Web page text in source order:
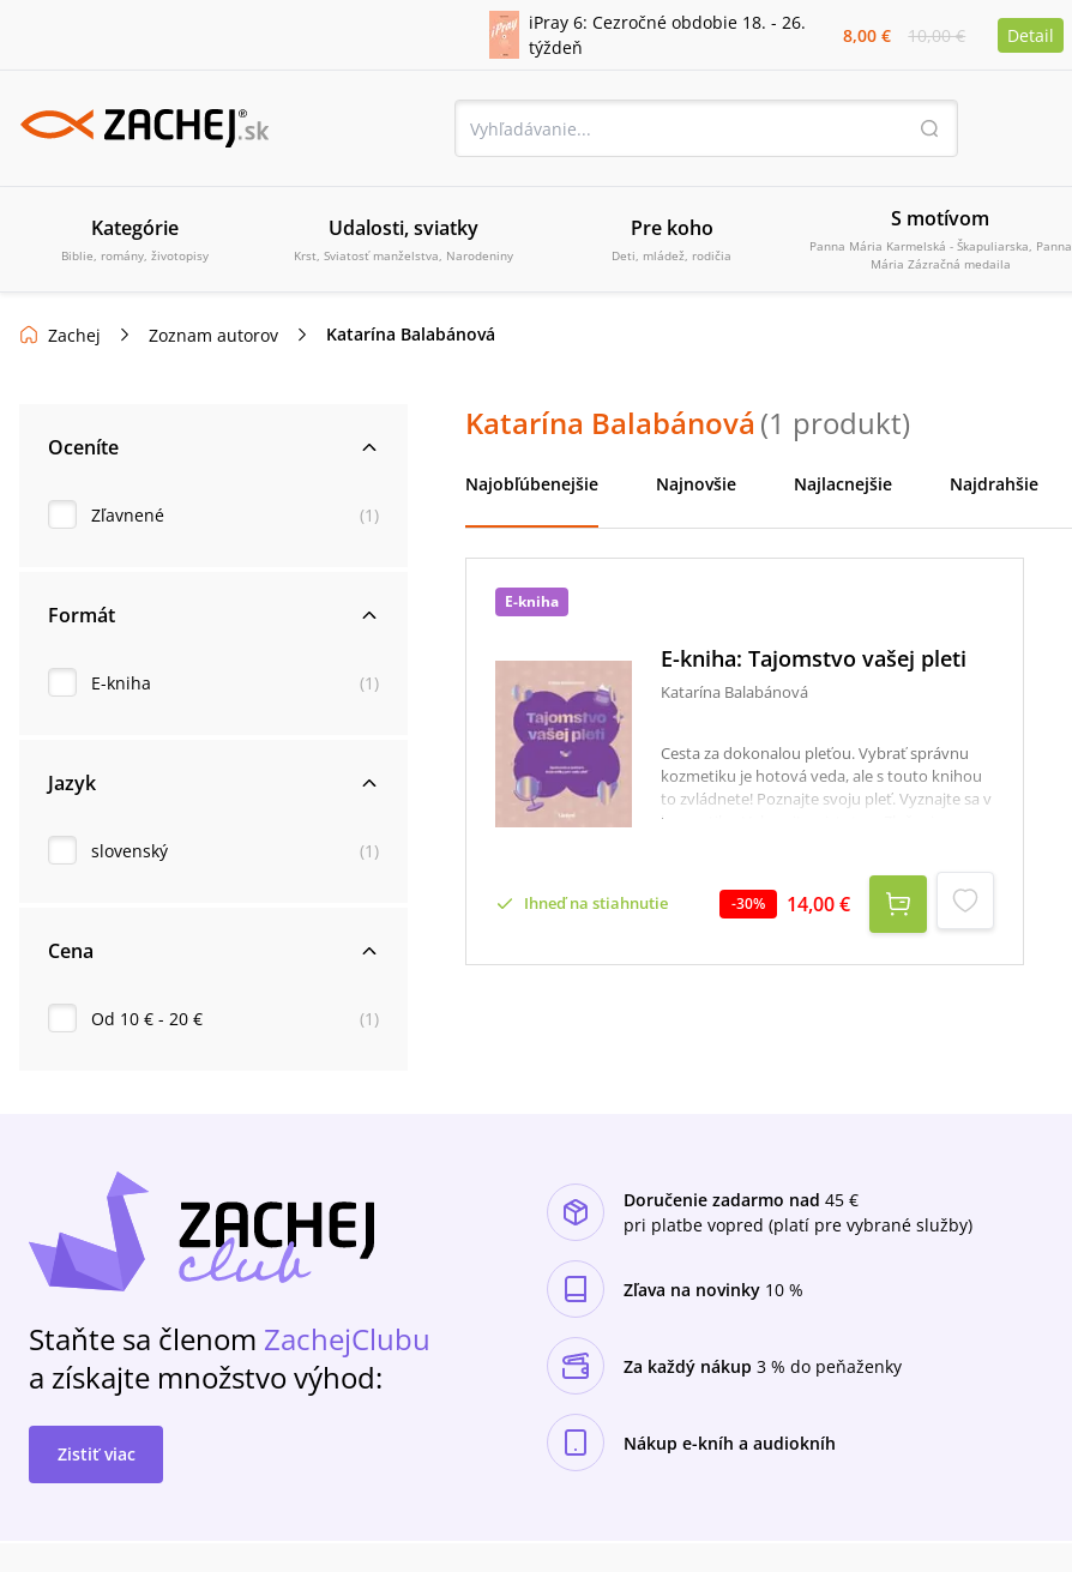
iPray 6: Cezročné obdobie 18. - 26.
týždeň
8,00 € 10,00 € Detail
Kategórie
Biblie, romány, životopisy
Udalosti, sviatky
Krst, Sviatosť manželstva, Narodeniny
Pre koho
Deti, mládež, rodičia
S motívom
Panna Mária Karmelská - Škapuliarska, Panna
Mária Zázračná medaila
Zachej Zoznam autorov Katarína Balabánová
Oceníte
Zľavnené (1 )
Formát
E-kniha (1 )
Jazyk
slovenský (1 )
Cena
Od 10 € - 20 € (1 )
Katarína Balabánová (1 produkt)
Najobľúbenejšie Najnovšie Najlacnejšie Najdrahšie
E-kniha
E-kniha: Tajomstvo vašej pleti
Katarína Balabánová
Cesta za dokonalou pleťou. Vybrať správnu
kozmetiku je hotová veda, ale s touto knihou
to zvládnete! Poznajte svoju pleť. Vyznajte sa v
kozmetike. Vyberajte s istotou. Zloženie
sľuboch. Je to veda, ktorá ovplyvňuje zdravie
vašej pokožky. Táto kniha od kozmetickej
chemičky Katky Balabánovej vás prevedie
svetom starostlivosti o pleť od základov
Ihneď na stiahnutie -30% 14,00 €
Staňte sa členom ZachejClubu
a získajte množstvo výhod:
Zistiť viac
Doručenie zadarmo nad 45 €
pri platbe vopred (platí pre vybrané služby)
Zľava na novinky 10 %
Za každý nákup 3 % do peňaženky
Nákup e-kníh a audiokníh